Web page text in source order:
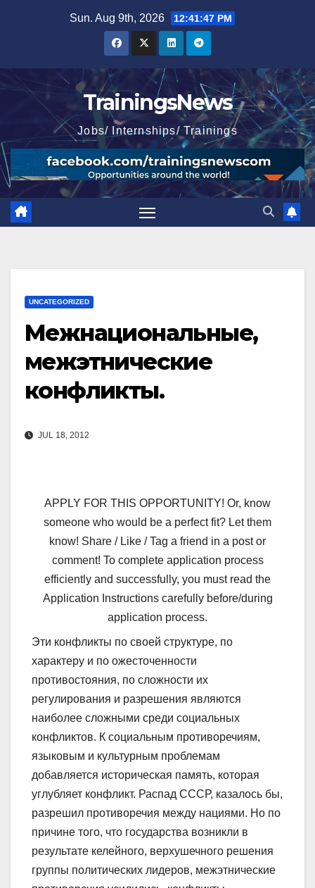
Sun. Aug 9th, 2026 12:41:48 PM
TrainingsNews
Jobs/ Internships/ Trainings
UNCATEGORIZED
Межнациональные,
межэтнические
конфликты.
JUL 18, 2012
APPLY FOR THIS OPPORTUNITY! Or, know
someone who would be a perfect fit? Let them
know! Share / Like / Tag a friend in a post or
comment! To complete application process
efficiently and successfully, you must read the
Application Instructions carefully before/during
application process.
Эти конфликты по своей структуре, по
характеру и по ожесточенности
противостояния, по сложности их
регулирования и разрешения являются
наиболее сложными среди социальных
конфликтов. К социальным противоречиям,
языковым и культурным проблемам
добавляется историческая память, которая
углубляет конфликт. Распад СССР, казалось бы,
разрешил противоречия между нациями. Но по
причине того, что государства возникли в
результате келейного, верхушечного решения
группы политических лидеров, межэтнические